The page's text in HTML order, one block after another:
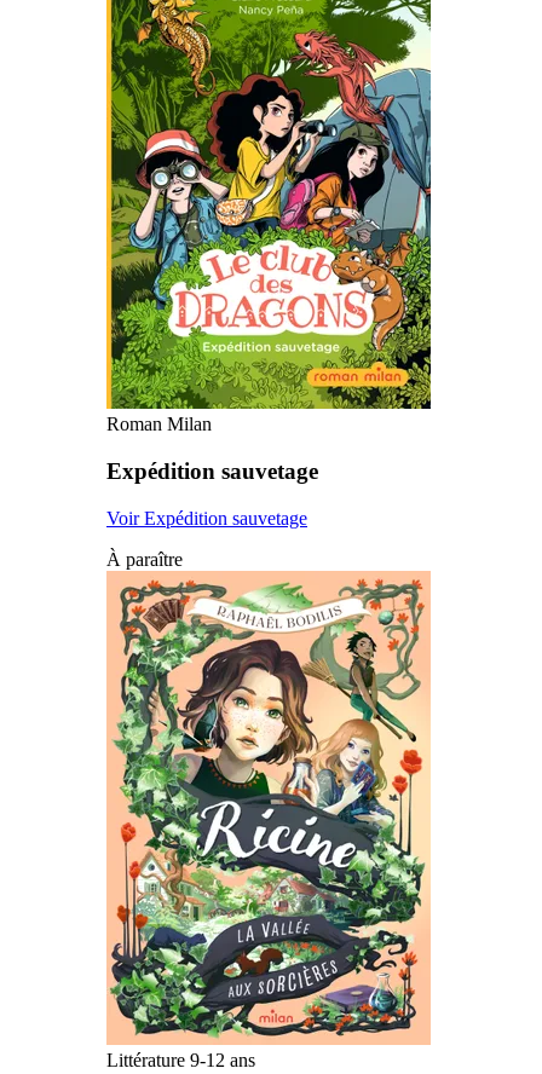
Roman Milan
Expédition sauvetage
Voir Expédition sauvetage
À paraître
Littérature 9-12 ans